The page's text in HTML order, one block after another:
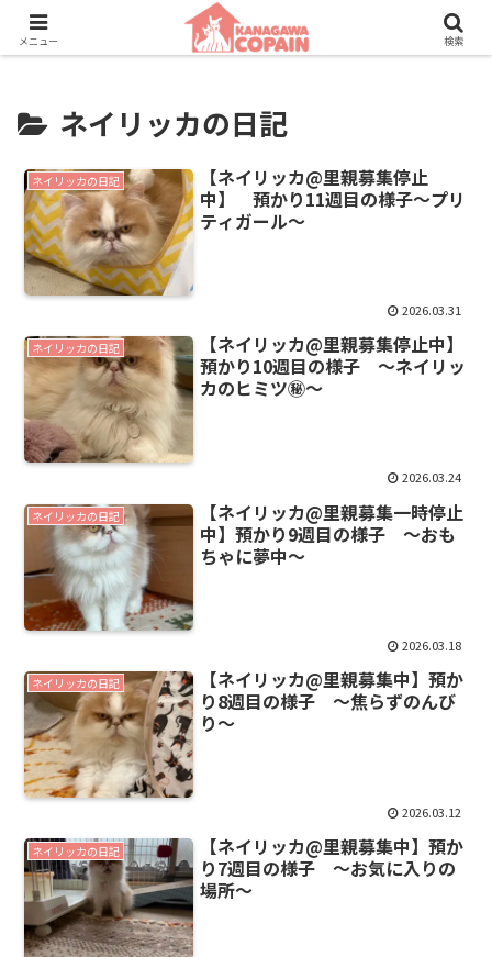
保護動物たちに、新しい家族との素敵な出会いを。
ネイリッカの日記
ネイリッカの日記
【ネイリッカ@里親募集停止
中】 預かり11週目の様子〜プリ
ティガール〜
2026.03.31
ネイリッカの日記
【ネイリッカ@里親募集停止中】
預かり10週目の様子 〜ネイリッ
カのヒミツ㊙️〜
2026.03.24
ネイリッカの日記
【ネイリッカ@里親募集一時停止
中】預かり9週目の様子 〜おも
ちゃに夢中〜
2026.03.18
ネイリッカの日記
【ネイリッカ@里親募集中】預か
り8週目の様子 〜焦らずのんび
り〜
2026.03.12
ネイリッカの日記
【ネイリッカ@里親募集中】預か
り7週目の様子 〜お気に入りの
場所〜
メニュー 検索